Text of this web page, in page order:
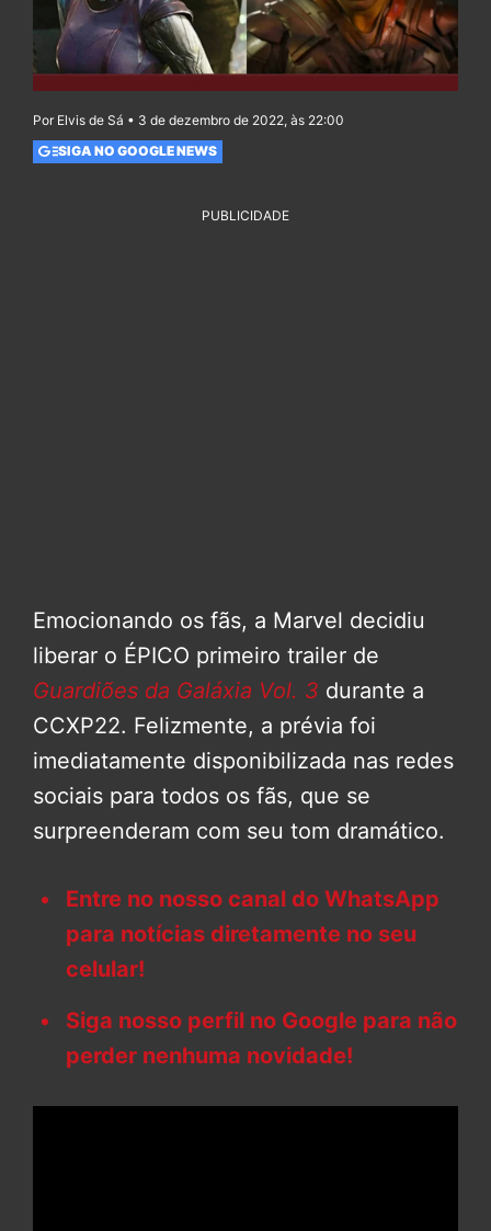
Por Elvis de Sá • 3 de dezembro de 2022, às 22:00
SIGA NO GOOGLE NEWS
PUBLICIDADE
Emocionando os fãs, a Marvel decidiu
liberar o ÉPICO primeiro trailer de
Guardiões da Galáxia Vol. 3 durante a
CCXP22. Felizmente, a prévia foi
imediatamente disponibilizada nas redes
sociais para todos os fãs, que se
surpreenderam com seu tom dramático.
Entre no nosso canal do WhatsApp
para notícias diretamente no seu
celular!
Siga nosso perfil no Google para não
perder nenhuma novidade!